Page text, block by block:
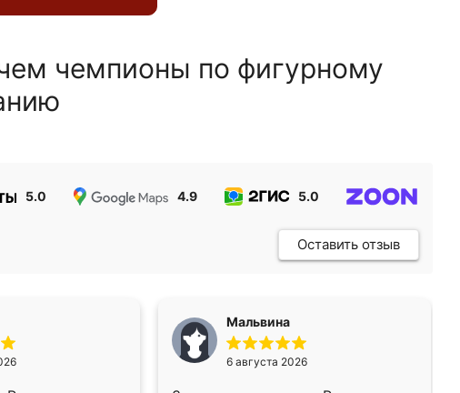
чемпионы по фигурному
5.0 4.9 5.0
Оставить отзыв
Мальвина
6 августа 2026